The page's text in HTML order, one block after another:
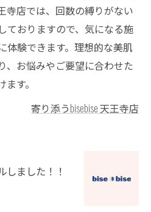
寺店では、回数の縛りがない
ておりますので、気になる施
体験できます。理想的な美肌
、お悩みやご要望に合わせた
す。
寄り添うbisebise 天王寺店
しました！！